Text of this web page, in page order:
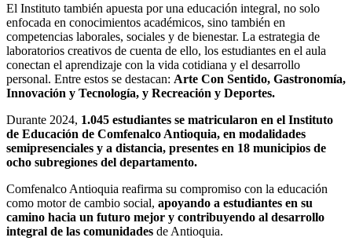
El Instituto también apuesta por una educación integral, no solo
enfocada en conocimientos académicos, sino también en
competencias laborales, sociales y de bienestar. La estrategia de
laboratorios creativos de cuenta de ello, los estudiantes en el aula
conectan el aprendizaje con la vida cotidiana y el desarrollo
personal. Entre estos se destacan: Arte Con Sentido, Gastronomía,
Innovación y Tecnología, y Recreación y Deportes.
Durante 2024, 1.045 estudiantes se matricularon en el Instituto
de Educación de Comfenalco Antioquia, en modalidades
semipresenciales y a distancia, presentes en 18 municipios de
ocho subregiones del departamento.
Comfenalco Antioquia reafirma su compromiso con la educación
como motor de cambio social, apoyando a estudiantes en su
camino hacia un futuro mejor y contribuyendo al desarrollo
integral de las comunidades de Antioquia.